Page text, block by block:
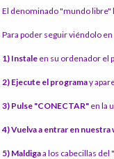
El denominado "mundo libre"
Para poder seguir viéndolo
1) Instale en su ordenador el
2) Ejecute el programay
3) Pulse "CONECTAR" en la
4) Vuelva a entrar en nuestra
5) Maldigaa los cabecillas del